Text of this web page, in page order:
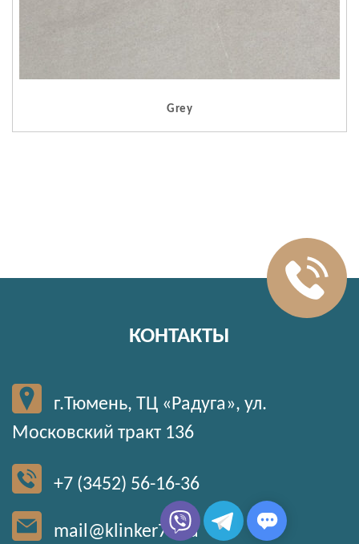
Grey
КОНТАКТЫ
г.Тюмень, ТЦ «Радуга», ул.
Московский тракт 136
+7 (3452) 56-16-36
mail@klinker72.ru